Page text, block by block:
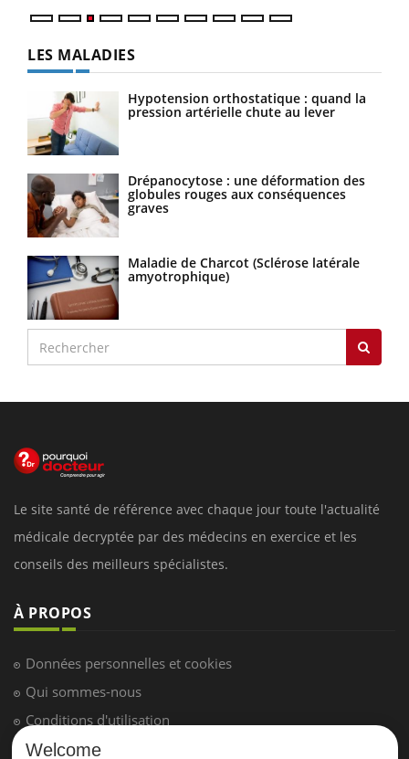
LES MALADIES
Hypotension orthostatique : quand la
pression artérielle chute au lever
Drépanocytose : une déformation des
globules rouges aux conséquences
graves
Maladie de Charcot (Sclérose latérale
amyotrophique)
Le site santé de référence avec chaque jour toute l'actualité
médicale decryptée par des médecins en exercice et les
conseils des meilleurs spécialistes.
À PROPOS
Données personnelles et cookies
Qui sommes-nous
Conditions d'utilisation
Plan du site
Welcome